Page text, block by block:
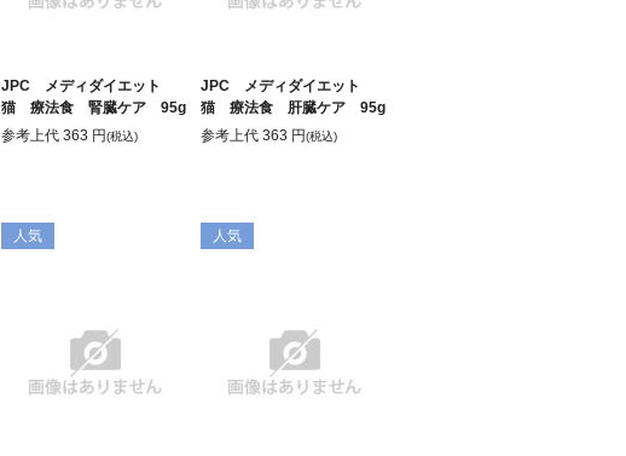
JPC メディダイエット
猫 療法食 腎臓ケア 95g
参考上代 363 円(税込)
JPC メディダイエット
猫 療法食 肝臓ケア 95g
参考上代 363 円(税込)
人気 人気